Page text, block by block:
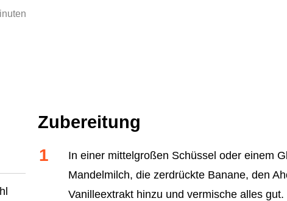
Zubereitung
In einer mittelgroßen Schüssel oder einem
Mandelmilch, die zerdrückte Banane, den
Vanilleextrakt hinzu und vermische alles gut.